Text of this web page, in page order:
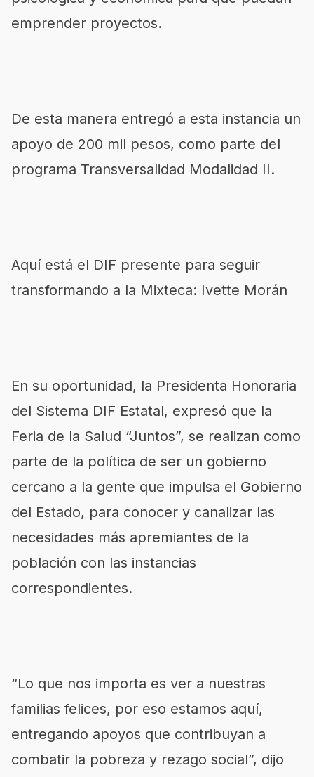
emprender proyectos.
De esta manera entregó a esta instancia un
apoyo de 200 mil pesos, como parte del
programa Transversalidad Modalidad II.
Aquí está el DIF presente para seguir
transformando a la Mixteca: Ivette Morán
En su oportunidad, la Presidenta Honoraria
del Sistema DIF Estatal, expresó que la
Feria de la Salud “Juntos”, se realizan como
parte de la política de ser un gobierno
cercano a la gente que impulsa el Gobierno
del Estado, para conocer y canalizar las
necesidades más apremiantes de la
población con las instancias
correspondientes.
“Lo que nos importa es ver a nuestras
familias felices, por eso estamos aquí,
entregando apoyos que contribuyan a
combatir la pobreza y rezago social”, dijo